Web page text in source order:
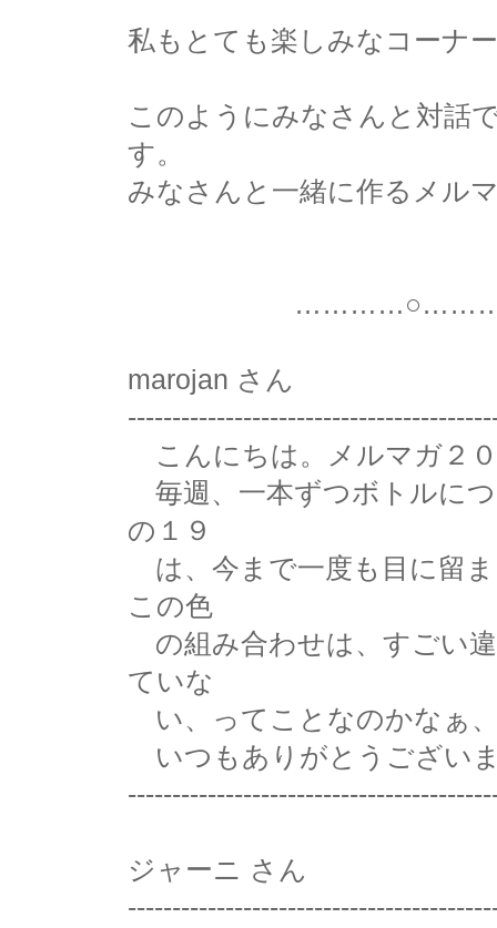
私もとても楽しみなコーナ
このようにみなさんと対話
す。
みなさんと一緒に作るメル
marojan さん
こんにちは。メルマガ２
毎週、一本ずつボトルに
の１９
は、今まで一度も目に留
この色
の組み合わせは、すごい
ていな
い、ってことなのかなぁ
いつもありがとうござい
ジャーニ さん